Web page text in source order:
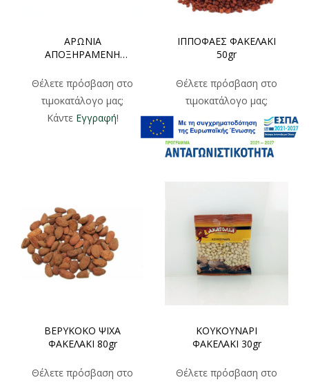
ΑΡΩΝΙΑ
ΑΠΟΞΗΡΑΜΕΝΗ
Θέλετε πρόσβαση στο
τιμοκατάλογο μας;
Κάντε Εγγραφή!
ΙΠΠΟΦΑΕΣ ΦΑΚΕΛΑΚΙ
50gr
Θέλετε πρόσβαση στο
τιμοκατάλογο μας;
Εγγραφή
ΒΕΡΥΚΟΚΟ ΨΙΧΑ
ΦΑΚΕΛΑΚΙ 80gr
Θέλετε πρόσβαση στο
ΚΟΥΚΟΥΝΑΡΙ
ΦΑΚΕΛΑΚΙ 30gr
Θέλετε πρόσβαση στο